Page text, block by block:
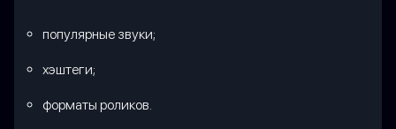
популярные звуки;
хэштеги;
форматы роликов.